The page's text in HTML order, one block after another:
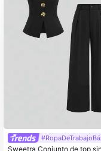
4,91
4,91
4,91
Sweetra Conjunto de top